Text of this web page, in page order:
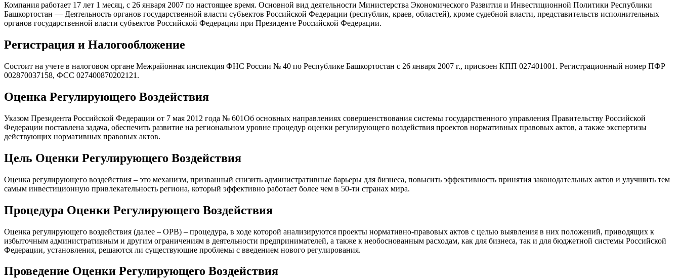
Компания работает 17 лет 1 месяц, с 26 января 2007 по настоящее время. Основной вид деятельности Министерства Экономического Развития и Инвестиционной Политики Республики
Башкортостан — Деятельность органов государственной власти субъектов Российской Федерации (республик, краев, областей), кроме судебной власти, представительств исполнительных
органов государственной власти субъектов Российской Федерации при Президенте Российской Федерации.
Регистрация и Налогообложение
Состоит на учете в налоговом органе Межрайонная инспекция ФНС России № 40 по Республике Башкортостан с 26 января 2007 г., присвоен КПП 027401001. Регистрационный номер ПФР
002870037158, ФСС 027400870202121.
Оценка Регулирующего Воздействия
Указом Президента Российской Федерации от 7 мая 2012 года № 601Об основных направлениях совершенствования системы государственного управления Правительству Российской
Федерации поставлена задача, обеспечить развитие на региональном уровне процедур оценки регулирующего воздействия проектов нормативных правовых актов, а также экспертизы
действующих нормативных правовых актов.
Цель Оценки Регулирующего Воздействия
Оценка регулирующего воздействия – это механизм, призванный снизить административные барьеры для бизнеса, повысить эффективность принятия законодательных актов и улучшить тем
самым инвестиционную привлекательность региона, который эффективно работает более чем в 50-ти странах мира.
Процедура Оценки Регулирующего Воздействия
Оценка регулирующего воздействия (далее – ОРВ) – процедура, в ходе которой анализируются проекты нормативно-правовых актов с целью выявления в них положений, приводящих к
избыточным административным и другим ограничениям в деятельности предпринимателей, а также к необоснованным расходам, как для бизнеса, так и для бюджетной системы Российской
Федерации, установления, решаются ли существующие проблемы с введением нового регулирования.
Проведение Оценки Регулирующего Воздействия